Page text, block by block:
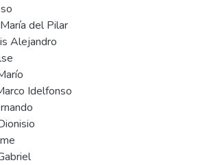
del Pilar
Alejandro
Idelfonso